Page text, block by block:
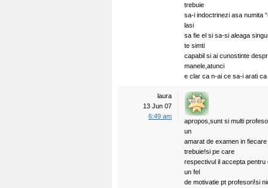
trebuie
sa-i indoctrinezi asa numita
lasi
sa fie el si sa-si aleaga
te simti
capabil si ai cunostinte
manele,atunci
e clar ca n-ai ce sa-i arati
laura
13 Jun 07
6:49 am
apropos,sunt si multi
un
amarat de examen in
trebuie!si pe care
respectivul il accepta
un fel
de motivatie pt profesori!si